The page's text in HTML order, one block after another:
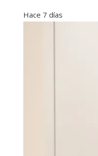
Hace 7 días